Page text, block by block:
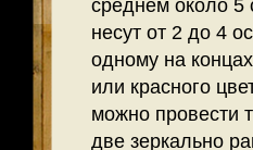
среднем около
несут от 2 до 4
одному на
или красного
можно провести
две зеркально